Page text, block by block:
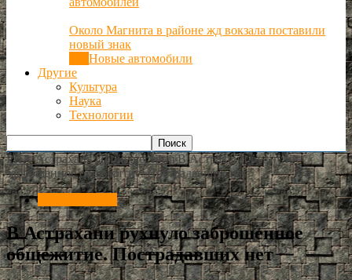
Около Магнита в районе жд вокзала поставили
новый знак
Новые автомобили
Другие
Культура
Наука
Технологии
РИА Астрахань Происшествия В Астрахани рухнуло
заброшенное общежитие. Пострадавших нет
В Астрахани рухнуло заброшенное
общежитие. Пострадавших нет